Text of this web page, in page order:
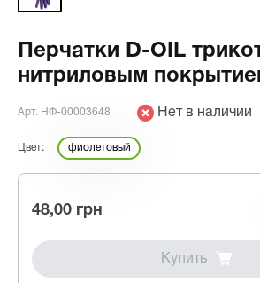
Перчатки D-OIL
нитриловым
Арт. НФ-00003648 Нет в наличии
Цвет: фиолетовый
48,00 грн
Купить